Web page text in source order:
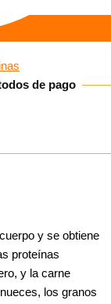
de pago
y se obtiene
proteínas
y la carne
los granos